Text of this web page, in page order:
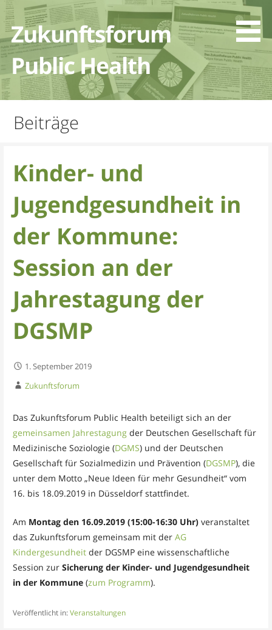
Zum
Inhalt
springen
Zukunftsforum
Public Health
Beiträge
Kinder- und
Jugendgesundheit in
der Kommune:
Session an der
Jahrestagung der
DGSMP
1. September 2019
Zukunftsforum
Das Zukunftsforum Public Health beteiligt sich an der
gemeinsamen Jahrestagungder Deutschen Gesellschaft für
Medizinische Soziologie (DGMS) und der Deutschen
Gesellschaft für Sozialmedizin und Prävention (DGSMP), die
unter dem Motto „Neue Ideen für mehr Gesundheit“ vom
16. bis 18.09.2019 in Düsseldorf stattfindet.
Am Montag den 16.09.2019 (15:00-16:30 Uhr)veranstaltet
das Zukunftsforum gemeinsam mit der AG
Kindergesundheitder DGSMP eine wissenschaftliche
Session zur Sicherung der Kinder- und Jugendgesundheit
in der Kommune(zum Programm).
Veröffentlicht in:Veranstaltungen